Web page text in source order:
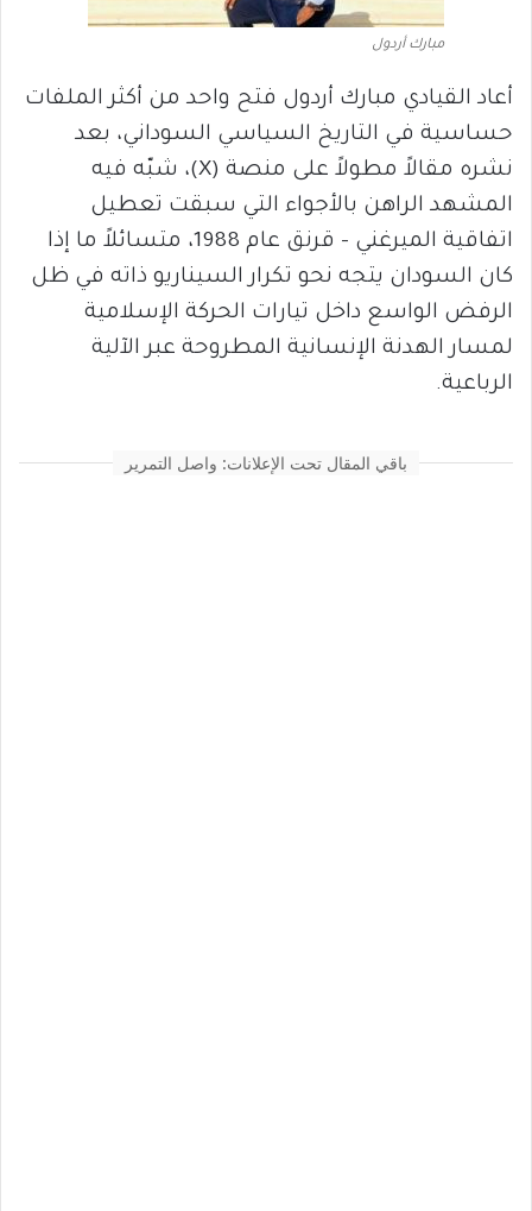
مبارك أردول
أعاد القيادي مبارك أردول فتح واحد من أكثر الملفات
حساسية في التاريخ السياسي السوداني، بعد
نشره مقالاً مطولاً على منصة (X)، شبّه فيه
المشهد الراهن بالأجواء التي سبقت تعطيل
اتفاقية الميرغني – قرنق عام 1988، متسائلاً ما إذا
كان السودان يتجه نحو تكرار السيناريو ذاته في ظل
الرفض الواسع داخل تيارات الحركة الإسلامية
لمسار الهدنة الإنسانية المطروحة عبر الآلية
الرباعية.
باقي المقال تحت الإعلانات: واصل التمرير